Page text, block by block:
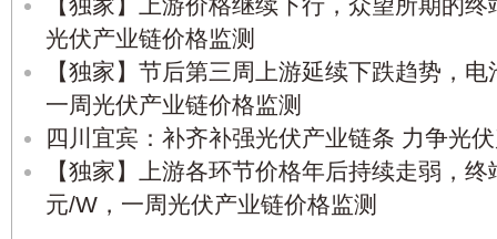
【独家】上游价格继续下行，众望所期的
光伏产业链价格监测
【独家】节后第三周上游延续下跌趋势，
一周光伏产业链价格监测
四川宜宾：补齐补强光伏产业链条 力争光
【独家】上游各环节价格年后持续走弱，
元/W，一周光伏产业链价格监测